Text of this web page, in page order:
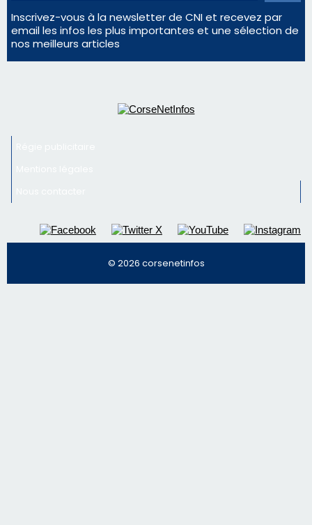
Inscrivez-vous à la newsletter de CNI et recevez par
email les infos les plus importantes et une sélection de
nos meilleurs articles
© 2026 corsenetinfos